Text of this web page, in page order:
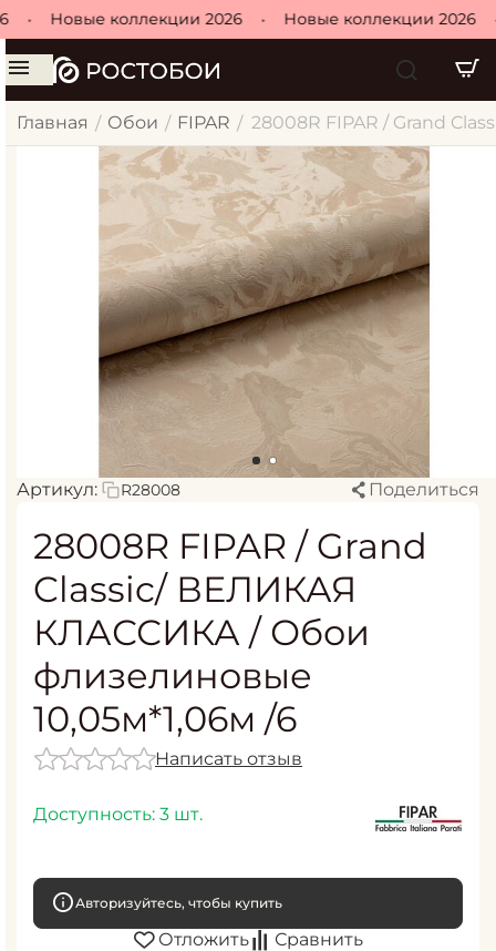
Новые коллекции 2026 Новые коллекции 2026
Главная / Обои / FIPAR / 28008R FIPAR / Grand
Артикул: R28008 Поделиться
28008R FIPAR / Grand
Classic/ ВЕЛИКАЯ
КЛАССИКА / Обои
флизелиновые
10,05м*1,06м /6
Написать отзыв
Доступность: 3 шт.
Авторизуйтесь, чтобы купить
Отложить Сравнить